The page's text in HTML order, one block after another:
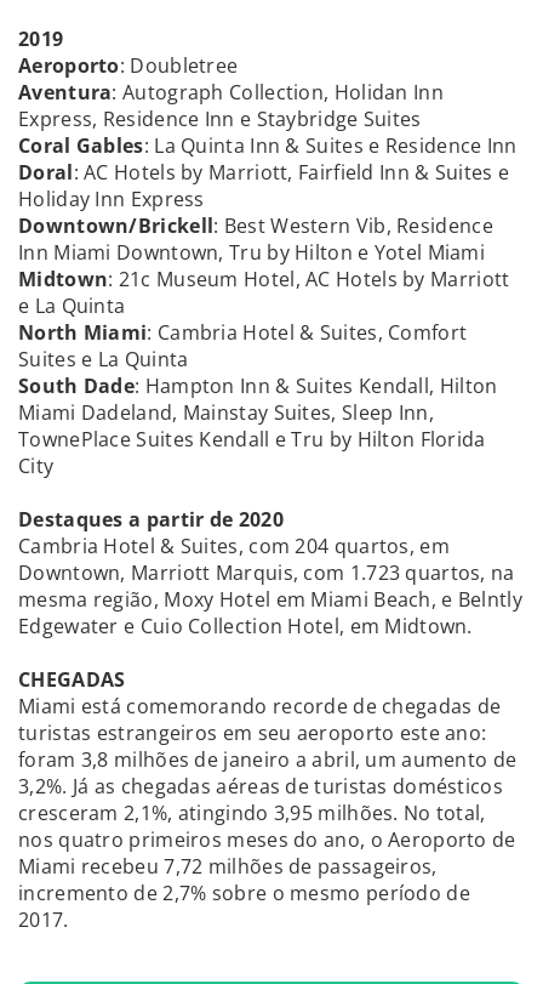
2019
Aeroporto: Doubletree
Aventura: Autograph Collection, Holidan Inn
Express, Residence Inn e Staybridge Suites
Coral Gables: La Quinta Inn & Suites e Residence Inn
Doral: AC Hotels by Marriott, Fairfield Inn & Suites e
Holiday Inn Express
Downtown/Brickell: Best Western Vib, Residence
Inn Miami Downtown, Tru by Hilton e Yotel Miami
Midtown: 21c Museum Hotel, AC Hotels by Marriott
e La Quinta
North Miami: Cambria Hotel & Suites, Comfort
Suites e La Quinta
South Dade: Hampton Inn & Suites Kendall, Hilton
Miami Dadeland, Mainstay Suites, Sleep Inn,
TownePlace Suites Kendall e Tru by Hilton Florida
City
Destaques a partir de 2020
Cambria Hotel & Suites, com 204 quartos, em
Downtown, Marriott Marquis, com 1.723 quartos, na
mesma região, Moxy Hotel em Miami Beach, e Belntly
Edgewater e Cuio Collection Hotel, em Midtown.
CHEGADAS
Miami está comemorando recorde de chegadas de
turistas estrangeiros em seu aeroporto este ano:
foram 3,8 milhões de janeiro a abril, um aumento de
3,2%. Já as chegadas aéreas de turistas domésticos
cresceram 2,1%, atingindo 3,95 milhões. No total,
nos quatro primeiros meses do ano, o Aeroporto de
Miami recebeu 7,72 milhões de passageiros,
incremento de 2,7% sobre o mesmo período de
2017.